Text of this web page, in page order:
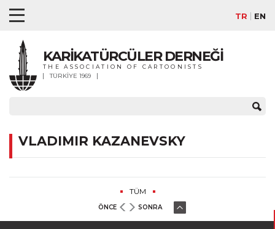
TR EN
KARİKATÜRCÜLER DERNEĞİ
THE ASSOCIATION OF CARTOONISTS
TÜRKİYE 1969
VLADIMIR KAZANEVSKY
TÜM
ÖNCE SONRA